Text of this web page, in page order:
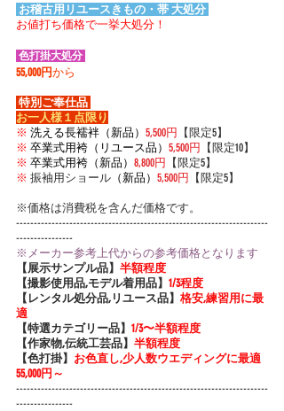
お稽古用リユースきもの・帯 大処分
お値打ち価格で一挙大処分！
色打掛大処分
55,000円から
特別ご奉仕品
お一人様１点限り
※ 洗える長襦袢（新品） 5,500円 【限定5】
※ 卒業式用袴（リユース品） 5,500円 【限定10】
※ 卒業式用袴（新品） 8,800円 【限定5】
※ 振袖用ショール （新品） 5,500円 【限定5】
※価格は消費税を含んだ価格です。
-----------------------------------------------------------------------
----------------
※メーカー参考上代からの参考価格となります
【展示サンプル品】 半額程度
【撮影使用品,モデル着用品】 1/3程度
【レンタル処分品,リユース品】 格安,練習用に最
適
【特選カテゴリー品】 1/3〜半額程度
【作家物,伝統工芸品】 半額程度
【色打掛】 お色直し,少人数ウエディングに最適
55,000円～
-----------------------------------------------------------------------
----------------